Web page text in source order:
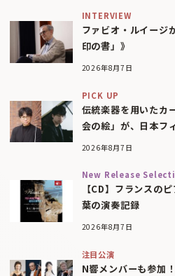
INTERVIEW
ファビオ・ルイージ
印の書」》
2026年8月7日
PICK UP
伝統楽器を用いたカ
会の絵」が、日本フ
2026年8月7日
New Release
【CD】フランスの
葉の演奏記録
2026年8月7日
注目公演
N響メンバーも参加